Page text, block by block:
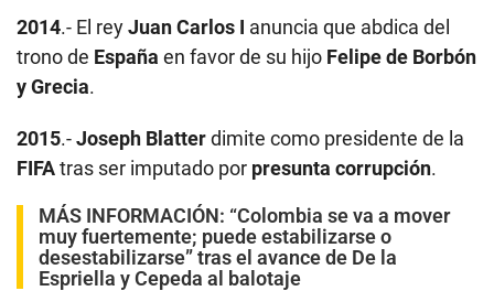
2014.- El reyJuan Carlos I anuncia que abdica del
trono de España en favor de su hijo Felipe de Borbón
y Grecia.
2015.-Joseph Blatterdimite como presidente de la
FIFAtras ser imputado por presunta corrupción.
MÁS INFORMACIÓN: “Colombia se va a mover
muy fuertemente; puede estabilizarse o
desestabilizarse” tras el avance de De la
Espriella y Cepeda al balotaje